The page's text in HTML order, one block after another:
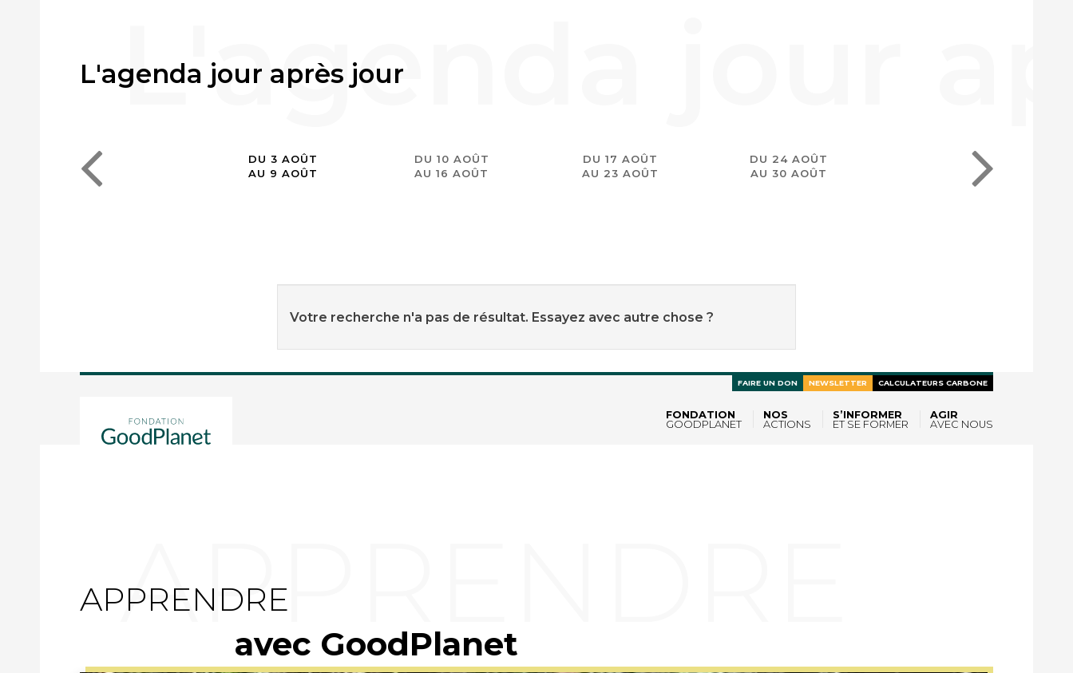
FONDATION
GOODPLANET
NOS
ACTIONS
S’INFORMER
ET SE FORMER
AGIR
AVEC NOUS
FAIRE UN DON NEWSLETTER CALCULATEURS CARBONE
L'agenda jour après jour
DU 3 AOÛT
AU 9 AOÛT
DU 10 AOÛT
AU 16 AOÛT
DU 17 AOÛT
AU 23 AOÛT
DU 24 AOÛT
AU 30 AOÛT
Votre recherche n'a pas de résultat. Essayez avec autre chose ?
APPRENDRE
avec GoodPlanet